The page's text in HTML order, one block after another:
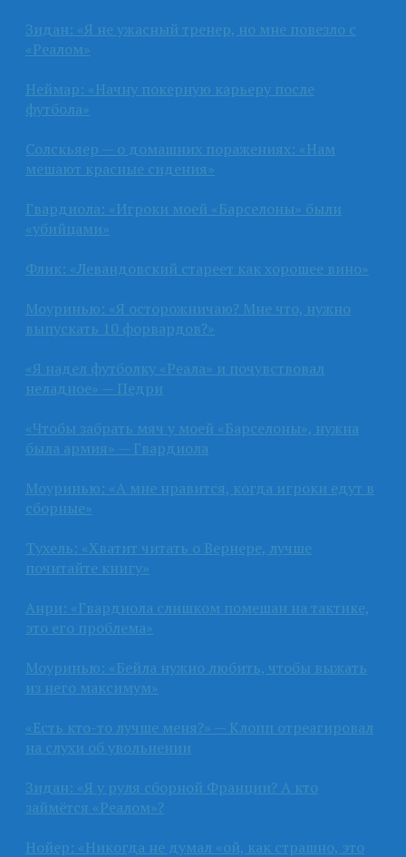
Зидан: «Я не ужасный тренер, но мне повезло с
«Реалом»
Неймар: «Начну покерную карьеру после
футбола»
Солскьяер — о домашних поражениях: «Нам
мешают красные сидения»
Гвардиола: «Игроки моей «Барселоны» были
«убийцами»
Флик: «Левандовский стареет как хорошее вино»
Моуринью: «Я осторожничаю? Мне что, нужно
выпускать 10 форвардов?»
«Я надел футболку «Реала» и почувствовал
неладное» — Педри
«Чтобы забрать мяч у моей «Барселоны», нужна
была армия» — Гвардиола
Моуринью: «А мне нравится, когда игроки едут в
сборные»
Тухель: «Хватит читать о Вернере, лучше
почитайте книгу»
Анри: «Гвардиола слишком помешан на тактике,
это его проблема»
Моуринью: «Бейла нужно любить, чтобы выжать
из него максимум»
«Есть кто-то лучше меня?» — Клопп отреагировал
на слухи об увольнении
Зидан: «Я у руля сборной Франции? А кто
займётся «Реалом»?
Нойер: «Никогда не думал «ой, как страшно, это